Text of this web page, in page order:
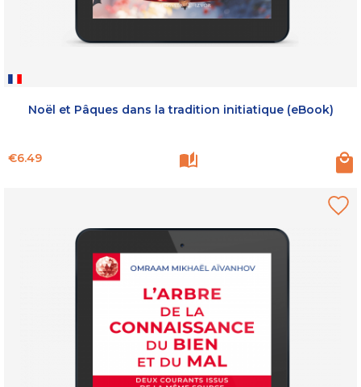
Noël et Pâques dans la tradition initiatique (eBook)
Price
€6.49